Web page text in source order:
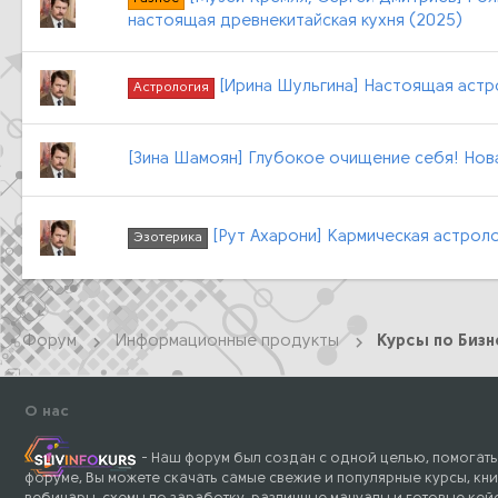
настоящая древнекитайская кухня (2025)
Астрология [Ирина Шульгина] Настоящая
[Зина Шамоян] Глубокое очищение себя!
Эзотерика [Рут Ахарони] Кармическая
Форум Информационные продукты
О нас
- Наш форум был создан с одной целью,
форуме, Вы можете скачать самые свежие и популярные курсы,